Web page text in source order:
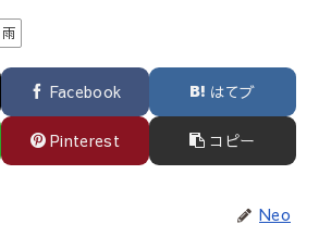
雨
Facebook はてブ
Pinterest コピー
Neo